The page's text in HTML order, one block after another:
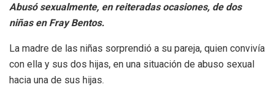
Abusó sexualmente, en reiteradas ocasiones, de dos
niñas en Fray Bentos.
La madre de las niñas sorprendió a su pareja, quien convivía
con ella y sus dos hijas, en una situación de abuso sexual
hacia una de sus hijas.